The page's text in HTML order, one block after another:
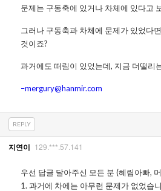
문제는 구동축에 있거나 차체에 있다고
그러나 구동축과 차체에 문제가 있었다
것이죠?
과거에도 떠림이 있었는데, 지금 더떨리
–mergury@hanmir.com
REPLY
지연이 129.***.57.141
우선 답글 달아주신 모든 분 (혜림아빠,
1. 과거에 차에는 아무런 문제가 없었습